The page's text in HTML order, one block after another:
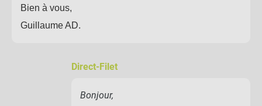
Bien à vous,
Guillaume AD.
Direct-Filet
Bonjour,